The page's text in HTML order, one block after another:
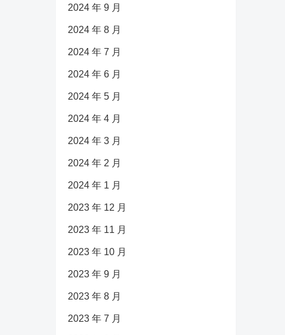
2024 年 9 月
2024 年 8 月
2024 年 7 月
2024 年 6 月
2024 年 5 月
2024 年 4 月
2024 年 3 月
2024 年 2 月
2024 年 1 月
2023 年 12 月
2023 年 11 月
2023 年 10 月
2023 年 9 月
2023 年 8 月
2023 年 7 月